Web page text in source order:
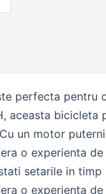
perfecta
aceasta
un motor
o experienta
setarile in
o experienta